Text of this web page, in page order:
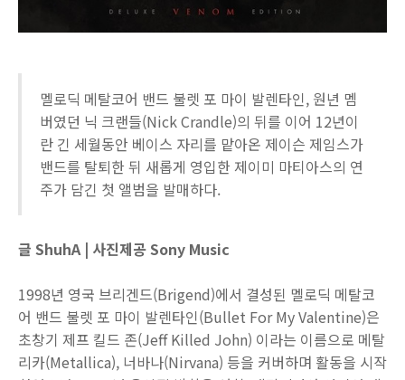
멜로딕 메탈코어 밴드 불렛 포 마이 발렌타인, 원년 멤
버였던 닉 크랜들(Nick Crandle)의 뒤를 이어 12년이
란 긴 세월동안 베이스 자리를 맡아온 제이슨 제임스가
밴드를 탈퇴한 뒤 새롭게 영입한 제이미 마티아스의 연
주가 담긴 첫 앨범을 발매하다.
글 ShuhA | 사진제공 Sony Music
1998년 영국 브리겐드(Brigend)에서 결성된 멜로딕 메탈코
어 밴드 불렛 포 마이 발렌타인(Bullet For My Valentine)은
초창기 제프 킬드 존(Jeff Killed John) 이라는 이름으로 메탈
리카(Metallica), 너바나(Nirvana) 등을 커버하며 활동을 시작